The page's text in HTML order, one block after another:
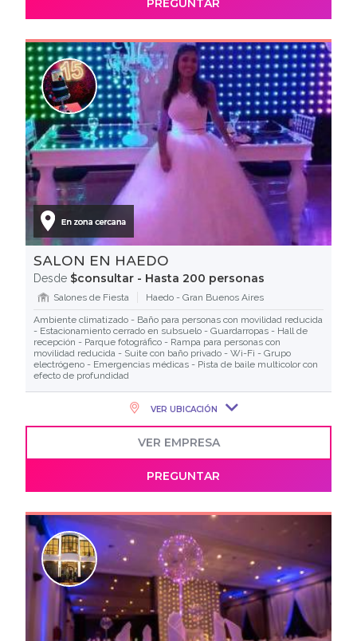
SALON EN HAEDO
Desde $consultar - Hasta 200 personas
Salones de Fiesta
Haedo - Gran Buenos Aires
Ambiente climatizado - Baño para personas con movilidad reducida
- Estacionamiento cerrado en subsuelo - Guardarropas - Hall de
recepción - Parque fotográfico - Rampa para personas con
movilidad reducida - Suite con baño privado - Wi-Fi - Grupo
electrógeno - Emergencias médicas - Pista de baile multicolor con
efecto de profundidad
VER UBICACIÓN
VER EMPRESA
PREGUNTAR